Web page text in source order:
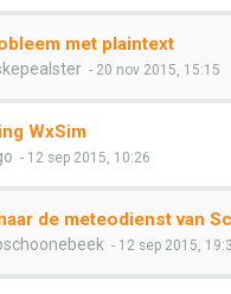
met plaintext
- 20 nov 2015, 15:15
WxSim
- 12 sep 2015, 10:26
de meteodienst van
- 12 sep 2015,